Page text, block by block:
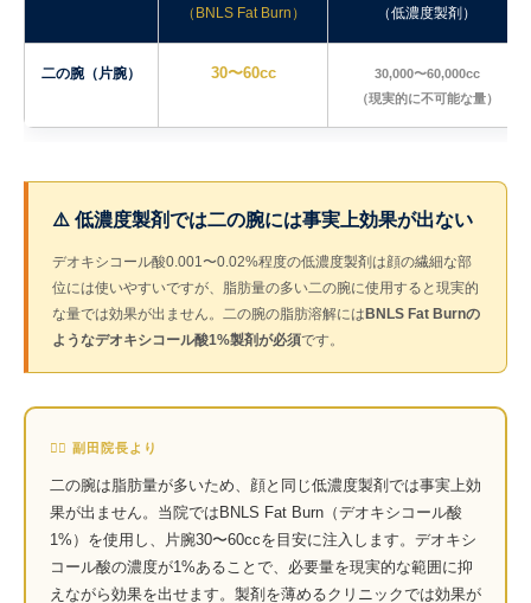
（BNLS Fat Burn）
（低濃度製剤）
二の腕（片腕） 30〜60cc
30,000〜60,000cc
（現実的に不可能な量）
⚠️ 低濃度製剤では二の腕には事実上効果が出ない
デオキシコール酸0.001〜0.02%程度の低濃度製剤は顔の繊細な部
位には使いやすいですが、脂肪量の多い二の腕に使用すると現実的
な量では効果が出ません。二の腕の脂肪溶解には BNLS Fat Burnの
ようなデオキシコール酸1%製剤が必須です。
👨‍⚕️ 副田院長より
二の腕は脂肪量が多いため、顔と同じ低濃度製剤では事実上効
果が出ません。当院ではBNLS Fat Burn（デオキシコール酸
1%）を使用し、片腕30〜60ccを目安に注入します。デオキシ
コール酸の濃度が1%あることで、必要量を現実的な範囲に抑
えながら効果を出せます。製剤を薄めるクリニックでは効果が